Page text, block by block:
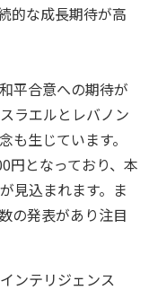
的な成長期待が高
平合意への期待が
ラエルとレバノン
も生じています。
円となっており、本
見込まれます。ま
の発表があり注目
ンテリジェンス